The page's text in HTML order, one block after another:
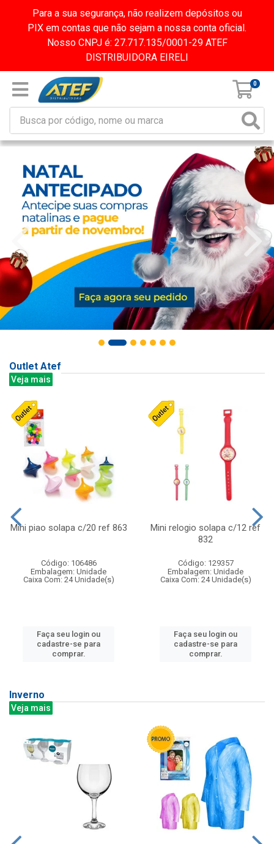
Para a sua segurança, não realizem depósitos ou
PIX em contas que não sejam a nossa conta oficial.
Nosso CNPJ é: 27.717.135/0001-29 ATEF
DISTRIBUIDORA EIRELI
0
Outlet Atef
Veja mais
Mini piao solapa c/20 ref 863
Código: 106486
Embalagem: Unidade
Caixa Com: 24 Unidade(s)
Faça seu login ou
cadastre-se para
comprar.
Mini relogio solapa c/12 ref
832
Código: 129357
Embalagem: Unidade
Caixa Com: 24 Unidade(s)
Faça seu login ou
cadastre-se para
comprar.
Inverno
Veja mais